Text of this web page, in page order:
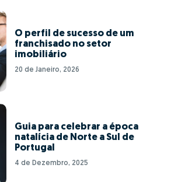
O perfil de sucesso de um
franchisado no setor
imobiliário
20 de Janeiro, 2026
Guia para celebrar a época
natalícia de Norte a Sul de
Portugal
4 de Dezembro, 2025